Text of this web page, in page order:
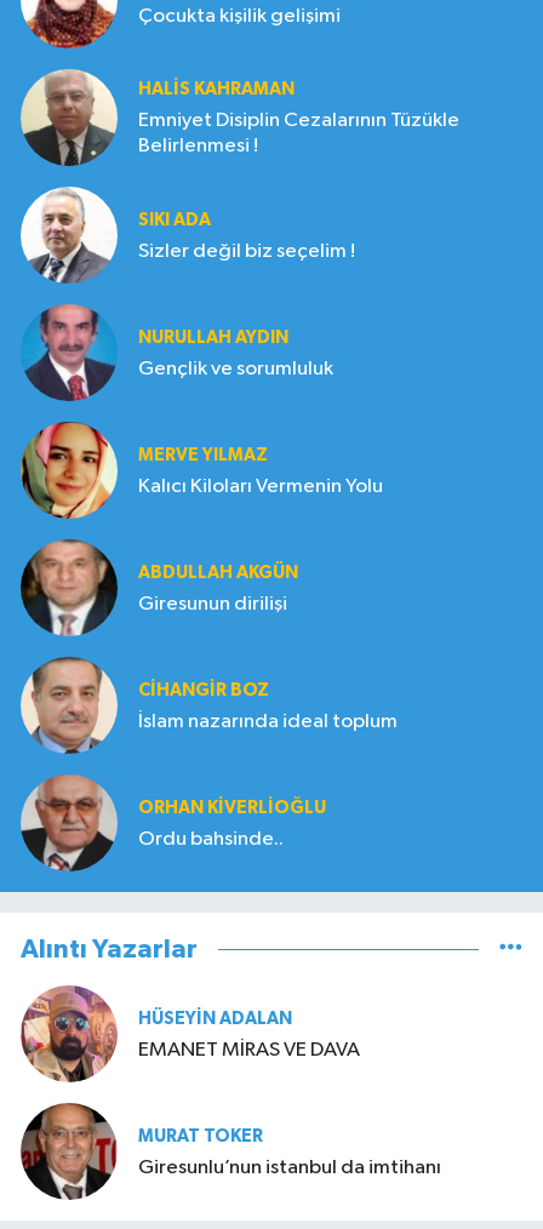
Çocukta kişilik gelişimi
HALIS KAHRAMAN
Emniyet Disiplin Cezalarının Tüzükle
Belirlenmesi !
SIKI ADA
Sizler değil biz seçelim !
NURULLAH AYDIN
Gençlik ve sorumluluk
MERVE YILMAZ
Kalıcı Kiloları Vermenin Yolu
ABDULLAH AKGÜN
Giresunun dirilişi
CIHANGIR BOZ
İslam nazarında ideal toplum
ORHAN KIVERLIOĞLU
Ordu bahsinde..
Alıntı Yazarlar
HÜSEYIN ADALAN
EMANET MİRAS VE DAVA
MURAT TOKER
Giresunlu’nun istanbul da imtihanı